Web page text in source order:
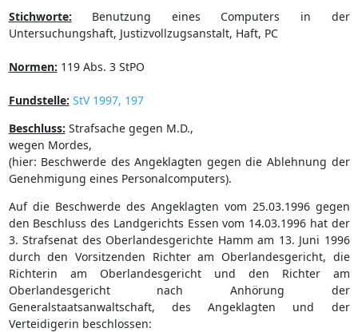
Stichworte: Benutzung eines Computers in der
Untersuchungshaft, Justizvollzugsanstalt, Haft, PC
Normen: 119 Abs. 3 StPO
Fundstelle: StV 1997, 197
Beschluss: Strafsache gegen M.D.,
wegen Mordes,
(hier: Beschwerde des Angeklagten gegen die Ablehnung der
Genehmigung eines Personalcomputers).
Auf die Beschwerde des Angeklagten vom 25.03.1996 gegen
den Beschluss des Landgerichts Essen vom 14.03.1996 hat der
3. Strafsenat des Oberlandesgerichte Hamm am 13. Juni 1996
durch den Vorsitzenden Richter am Oberlandesgericht, die
Richterin am Oberlandesgericht und den Richter am
Oberlandesgericht nach Anhörung der
Generalstaatsanwaltschaft, des Angeklagten und der
Verteidigerin beschlossen: